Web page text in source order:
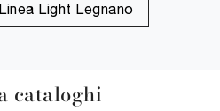
Light Legnano
cataloghi